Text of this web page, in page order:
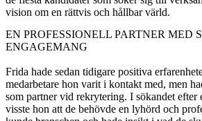
vision om en rättvis och hållbar värld.
EN PROFESSIONELL PARTNER MED
ENGAGEMANG
Frida hade sedan tidigare positiva
medarbetare hon varit i kontakt med, men
som partner vid rekrytering. I sökandet
visste hon att de behövde en lyhörd och